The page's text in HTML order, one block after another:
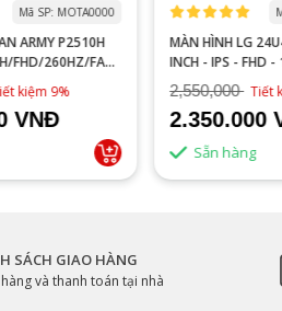
Mã SP: MOTA0000
ARMY P2510H
FHD/260HZ/FAST
kiệm 9%
VNĐ
MÀN HÌNH LG
INCH - IPS - FHD
2,550,000 Tiết
2.350.000
Sẵn hàng
SÁCH GIAO HÀNG
và thanh toán tại nhà